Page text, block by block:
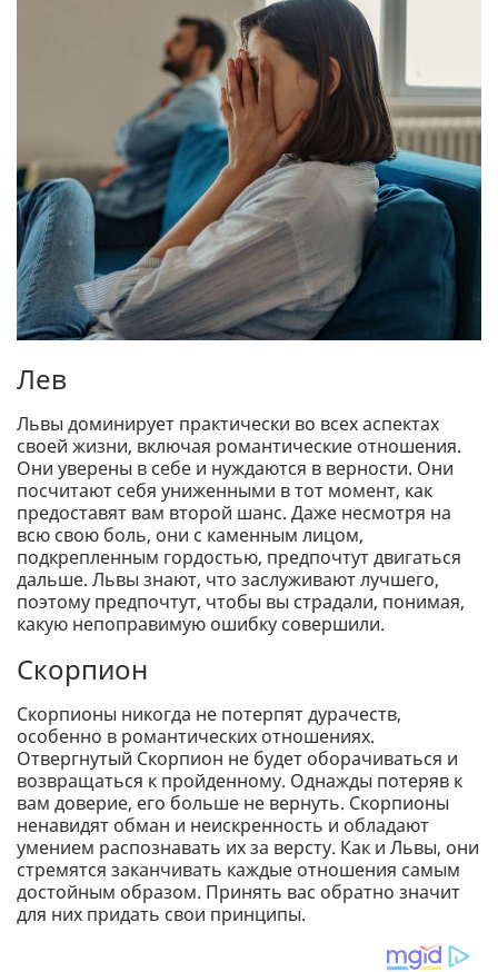
Лев
Львы доминирует практически во всех аспектах
своей жизни, включая романтические отношения.
Они уверены в себе и нуждаются в верности. Они
посчитают себя униженными в тот момент, как
предоставят вам второй шанс. Даже несмотря на
всю свою боль, они с каменным лицом,
подкрепленным гордостью, предпочтут двигаться
дальше. Львы знают, что заслуживают лучшего,
поэтому предпочтут, чтобы вы страдали, понимая,
какую непоправимую ошибку совершили.
Скорпион
Скорпионы никогда не потерпят дурачеств,
особенно в романтических отношениях.
Отвергнутый Скорпион не будет оборачиваться и
возвращаться к пройденному. Однажды потеряв к
вам доверие, его больше не вернуть. Скорпионы
ненавидят обман и неискренность и обладают
умением распознавать их за версту. Как и Львы, они
стремятся заканчивать каждые отношения самым
достойным образом. Принять вас обратно значит
для них придать свои принципы.